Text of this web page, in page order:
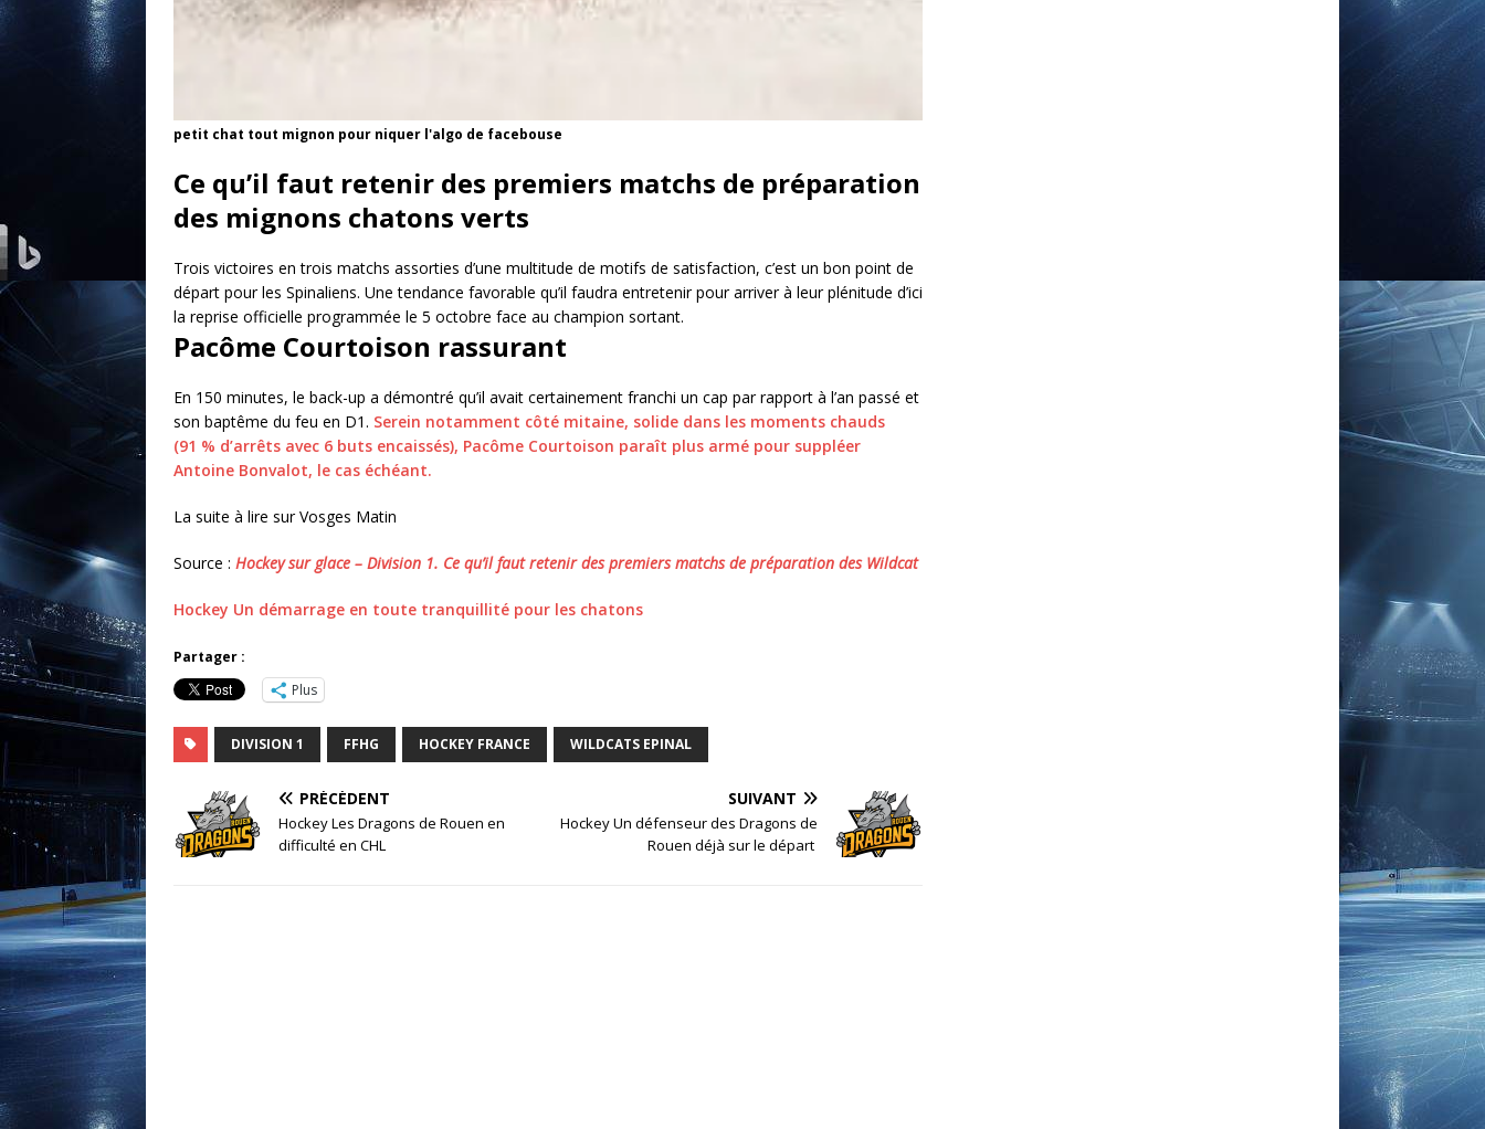
petit chat tout mignon pour niquer l'algo de facebouse
Ce qu’il faut retenir des premiers matchs de préparation
des mignons chatons verts
Trois victoires en trois matchs assorties d’une multitude de motifs de satisfaction, c’est un bon point de
départ pour les Spinaliens. Une tendance favorable qu’il faudra entretenir pour arriver à leur plénitude d’ici
la reprise officielle programmée le 5 octobre face au champion sortant.
Pacôme Courtoison rassurant
En 150 minutes, le back-up a démontré qu’il avait certainement franchi un cap par rapport à l’an passé et
son baptême du feu en D1. Serein notamment côté mitaine, solide dans les moments chauds
(91 % d’arrêts avec 6 buts encaissés), Pacôme Courtoison paraît plus armé pour suppléer
Antoine Bonvalot, le cas échéant.
La suite à lire sur Vosges Matin
Source : Hockey sur glace – Division 1. Ce qu’il faut retenir des premiers matchs de préparation des Wildcat
Hockey Un démarrage en toute tranquillité pour les chatons
Partager :
Plus
DIVISION 1 FFHG HOCKEY FRANCE WILDCATS EPINAL
PRÉCÉDENT
Hockey Les Dragons de Rouen en
difficulté en CHL
SUIVANT
Hockey Un défenseur des Dragons de
Rouen déjà sur le départ